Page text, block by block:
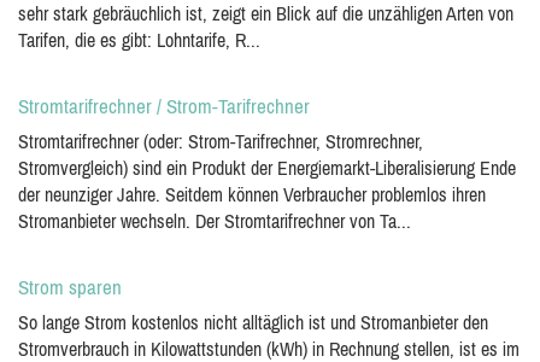
sehr stark gebräuchlich ist, zeigt ein Blick auf die unzähligen Arten von
Tarifen, die es gibt: Lohntarife, R...
Stromtarifrechner / Strom-Tarifrechner
Stromtarifrechner (oder: Strom-Tarifrechner, Stromrechner,
Stromvergleich) sind ein Produkt der Energiemarkt-Liberalisierung Ende
der neunziger Jahre. Seitdem können Verbraucher problemlos ihren
Stromanbieter wechseln. Der Stromtarifrechner von Ta...
Strom sparen
So lange Strom kostenlos nicht alltäglich ist und Stromanbieter den
Stromverbrauch in Kilowattstunden (kWh) in Rechnung stellen, ist es im